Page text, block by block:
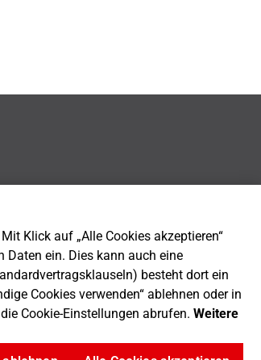
Klick auf „Alle Cookies akzeptieren“
ein. Dies kann auch eine
besteht dort ein
Cookies verwenden“ ablehnen oder in
Cookie-Einstellungen abrufen.Weitere